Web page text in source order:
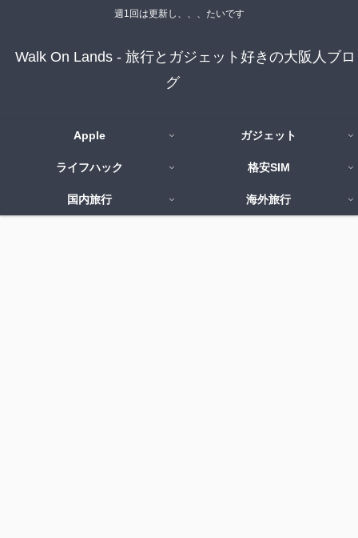
週1回は更新し、、、たいです
Walk On Lands - 旅行とガジェット好きの大阪人ブロ
グ
Apple ガジェット
ライフハック 格安SIM
国内旅行 海外旅行